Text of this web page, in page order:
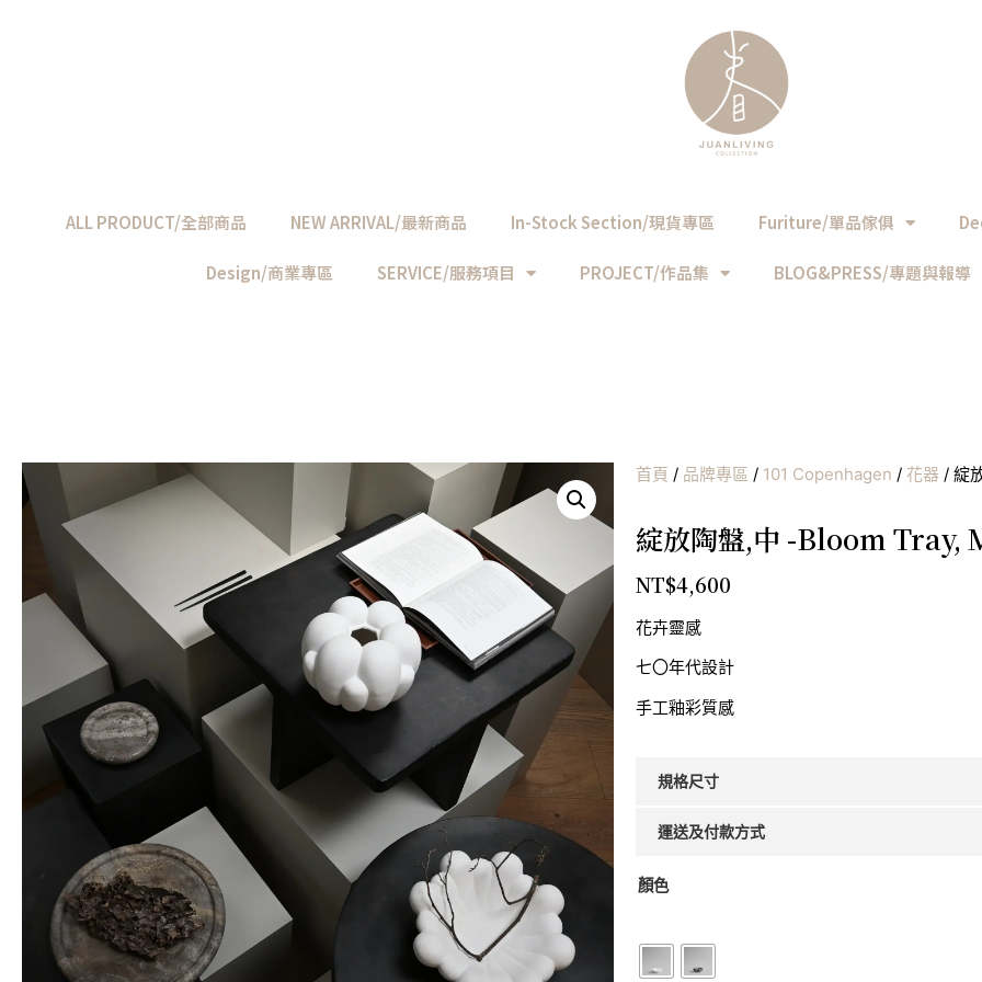
ALL PRODUCT/全部商品 NEW ARRIVAL/最新商品 In-Stock Section/現貨專區 Furiture/單品傢俱
Design/商業專區 SERVICE/服務項目 PROJECT/作品集 BLOG&PRESS/專題與報導
首頁 / 品牌專區 / 101 Copenhagen / 花器 / 綻
綻放陶盤,中 -Bloom Tray,
NT$4,600
花卉靈感
七〇年代設計
手工釉彩質感
規格尺寸
運送及付款方式
顏色